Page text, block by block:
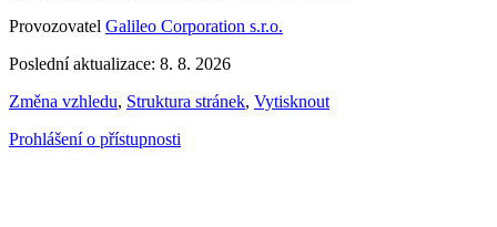
Provozovatel Galileo Corporation s.r.o.
Poslední aktualizace: 8. 8. 2026
Změna vzhledu, Struktura stránek, Vytisknout
Prohlášení o přístupnosti